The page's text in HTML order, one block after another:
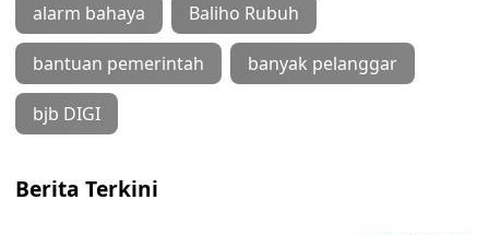
alarm bahaya Baliho Rubuh
bantuan pemerintah banyak pelanggar
bjb DIGI
Berita Terkini